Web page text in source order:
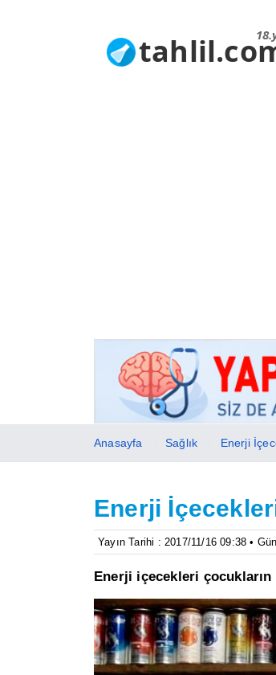
Anasayfa Sağlık Enerji
Enerji
Yayın Tarihi : 2017/11/16 09:38 •
Enerji içecekleri